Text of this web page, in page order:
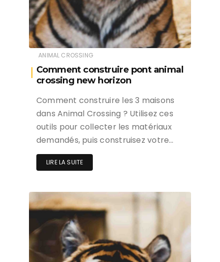
ANIMAL CROSSING
Comment construire pont animal
crossing new horizon
Comment construire les 3 maisons
dans Animal Crossing ? Utilisez ces
outils pour collecter les matériaux
demandés, puis construisez votre…
LIRE LA SUITE